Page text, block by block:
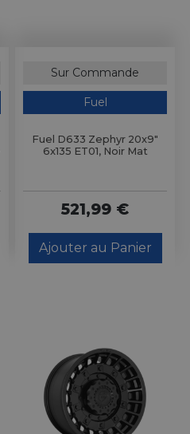
Sur Commande
Fuel
Fuel D633 Zephyr 20x9"
6x135 ET01, Noir Mat
521,99 €
Ajouter au Panier